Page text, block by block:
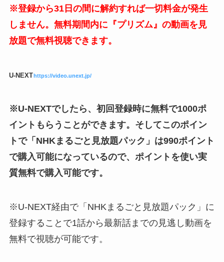
※登録から31日の間に解約すれば一切料金が発生
しません。無料期間内に『プリズム』の動画を見
放題で無料視聴できます。
U-NEXThttps://video.unext.jp/
※U-NEXTでしたら、初回登録時に無料で1000ポ
イントもらうことができます。そしてこのポイン
トで「NHKまるごと見放題パック」は990ポイント
で購入可能になっているので、ポイントを使い実
質無料で購入可能です。
※U-NEXT経由で「NHKまるごと見放題パック」に
登録することで1話から最新話までの見逃し動画を
無料で視聴が可能です。